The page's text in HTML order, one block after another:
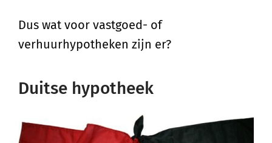
Dus wat voor vastgoed- of
verhuurhypotheken zijn er?
Duitse hypotheek